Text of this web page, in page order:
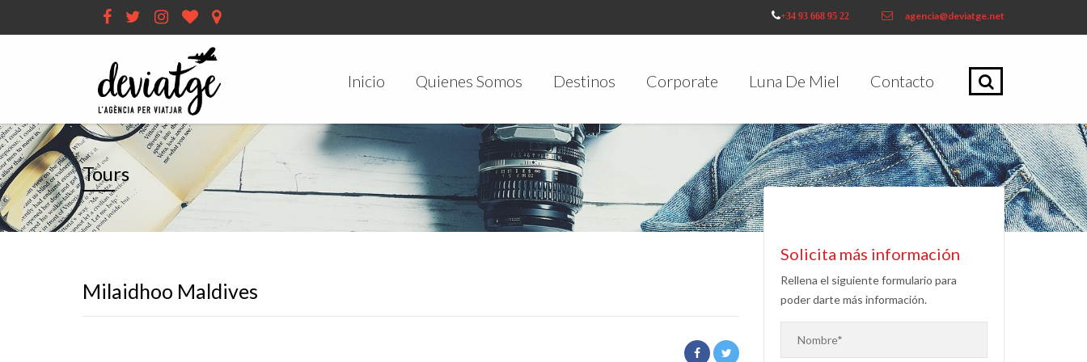
+34 93 668 95 22 agencia@deviatge.net
Inicio Quienes Somos Destinos Corporate Luna De Miel Contacto
Tours
Milaidhoo Maldives
Solicita más información
Rellena el siguiente formulario para
poder darte más información.